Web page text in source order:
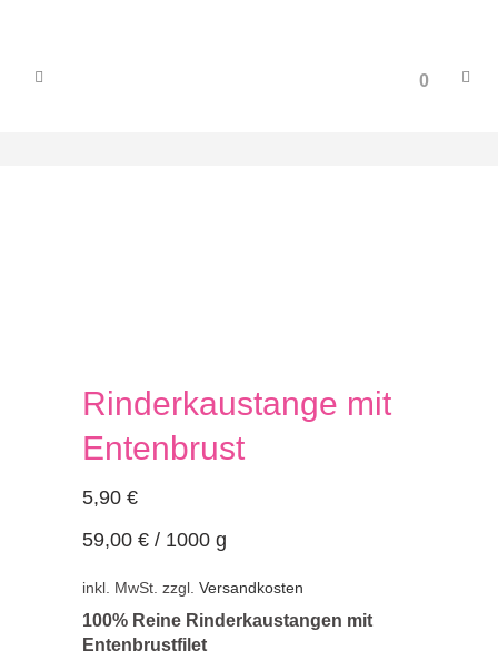
0
Rinderkaustange mit
Entenbrust
5,90 €
59,00 € / 1000 g
inkl. MwSt. zzgl. Versandkosten
100% Reine Rinderkaustangen mit
Entenbrustfilet